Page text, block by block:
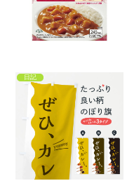
日記